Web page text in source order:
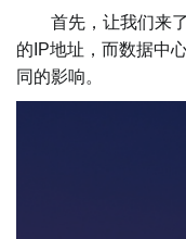
首先，让我们来了
的IP地址，而数据中
同的影响。